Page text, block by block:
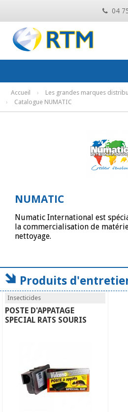
04
Accueil › Les grandes marques
›
Catalogue NUMATIC
NUMATIC
Numatic International est
la commercialisation de
nettoyage.
Produits
Insecticides
POSTE D'APPATAGE
SPECIAL RATS SOURIS